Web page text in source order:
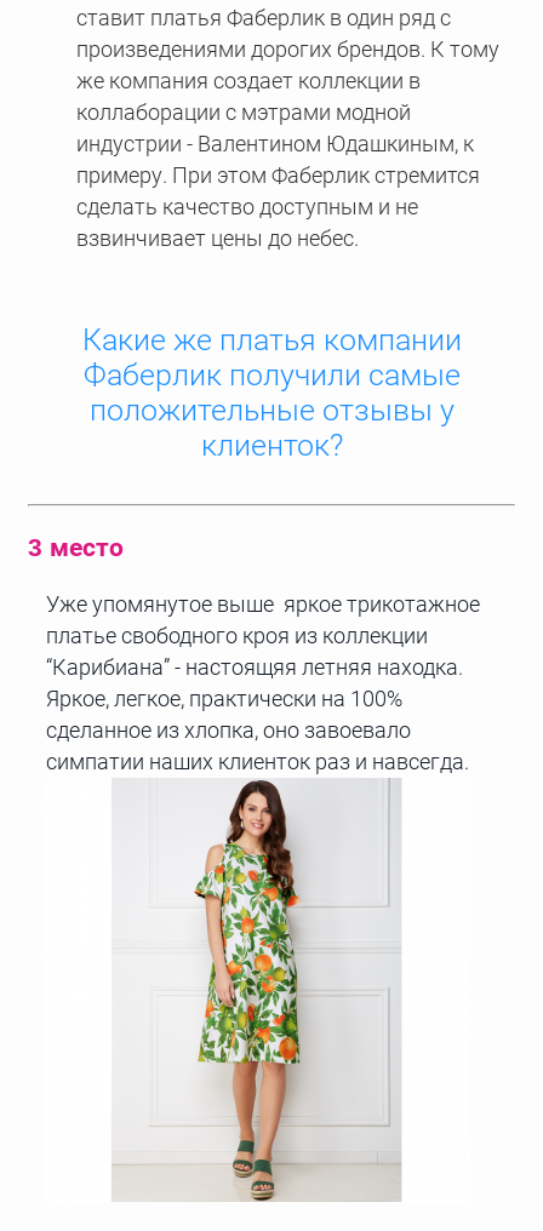
ставит платья Фаберлик в один ряд с
произведениями дорогих брендов. К тому
же компания создает коллекции в
коллаборации с мэтрами модной
индустрии - Валентином Юдашкиным, к
примеру. При этом Фаберлик стремится
сделать качество доступным и не
взвинчивает цены до небес.
Какие же платья компании
Фаберлик получили самые
положительные отзывы у
клиенток?
3 место
Уже упомянутое выше яркое трикотажное
платье свободного кроя из коллекции
“Карибиана” - настоящяя летняя находка.
Яркое, легкое, практически на 100%
сделанное из хлопка, оно завоевало
симпатии наших клиенток раз и навсегда.